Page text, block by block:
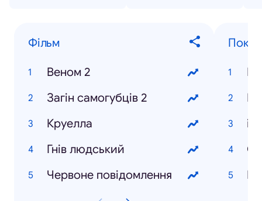
Фільм
Веном 2
Загін самогубців 2
Круелла
Гнів людський
Червоне повідомлення